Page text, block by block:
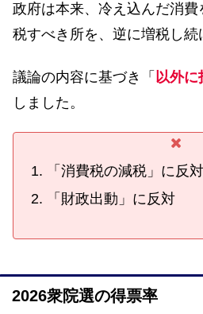
政府は本来、冷え込んだ消
税すべき所を、逆に増税し続
議論の内容に基づき「 以外に
しました。
「消費税の減税」に反対
「財政出動」に反対
2026衆院選の得票率